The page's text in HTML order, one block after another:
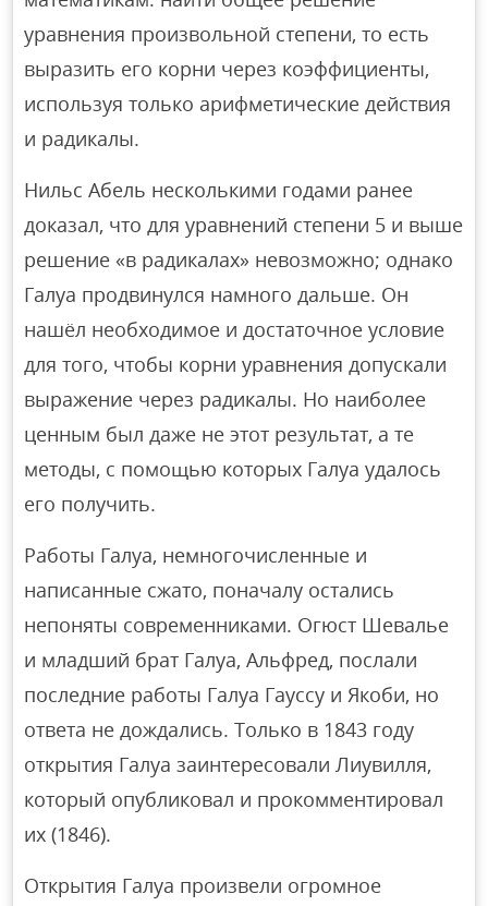
уравнения произвольной степени, то есть
выразить его корни через коэффициенты,
используя только арифметические действия
и радикалы.
Нильс Абель несколькими годами ранее
доказал, что для уравнений степени 5 и выше
решение «в радикалах» невозможно; однако
Галуа продвинулся намного дальше. Он
нашёл необходимое и достаточное условие
для того, чтобы корни уравнения допускали
выражение через радикалы. Но наиболее
ценным был даже не этот результат, а те
методы, с помощью которых Галуа удалось
его получить.
Работы Галуа, немногочисленные и
написанные сжато, поначалу остались
непоняты современниками. Огюст Шевалье
и младший брат Галуа, Альфред, послали
последние работы Галуа Гауссу и Якоби, но
ответа не дождались. Только в 1843 году
открытия Галуа заинтересовали Лиувилля,
который опубликовал и прокомментировал
их (1846).
Открытия Галуа произвели огромное